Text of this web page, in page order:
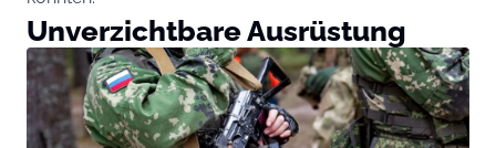
Unverzichtbare Ausrüstung